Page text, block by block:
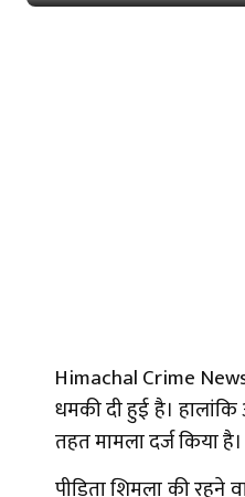
Himachal Crime
धमकी दी हुई है।
तहत मामला दर्ज किया है।
पीडिता शिमला की